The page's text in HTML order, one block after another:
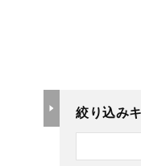
絞り込み